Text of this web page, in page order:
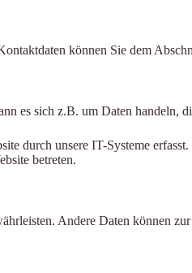
können Sie dem
es sich z.B. um Daten handeln,
durch unsere IT-Systeme
betreten.
Andere Daten können